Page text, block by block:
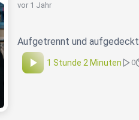
vor 1 Jahr
Aufgetrennt und aufgedeckt
1 Stunde 2 Minuten 0